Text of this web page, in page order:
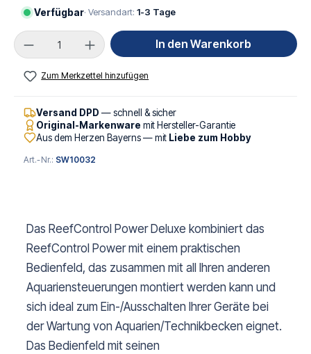
Verfügbar· Versandart: 1-3 Tage
Produkt Anzahl: Gib den gewünschten Wert
In den Warenkorb
Zum Merkzettel hinzufügen
Versand DPD — schnell & sicher
Original-Markenware mit Hersteller-Garantie
Aus dem Herzen Bayerns — mit Liebe zum Hobby
Art.-Nr.: SW10032
Das ReefControl Power Deluxe kombiniert das
ReefControl Power mit einem praktischen
Bedienfeld, das zusammen mit all Ihren anderen
Aquariensteuerungen montiert werden kann und
sich ideal zum Ein-/Ausschalten Ihrer Geräte bei
der Wartung von Aquarien/Technikbecken eignet.
Das Bedienfeld mit seinen